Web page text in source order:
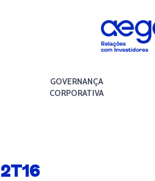
GOVERNANÇA
CORPORATIVA